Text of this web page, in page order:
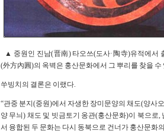
▲ 중원인 진남(晋南) 타오쓰(도사·陶寺)유적에서
(外方內圓)의 옥벽은 훙산문화에서 그 뿌리를 찾을 수
쑤빙치의 결론은 이랬다.
“관중 분지(중원)에서 자생한 장미문양의 채도(양사
양 무늬) 채도 및 빗금토기 옹관(훙산문화)이 북으로
서 융합된 두 문화는 다시 동북으로 건너가 훙산문화